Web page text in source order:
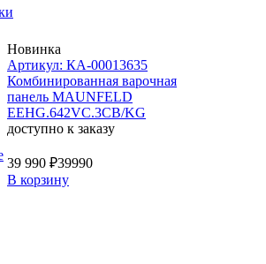
Новинка
Артикул: КА-00013635
Комбинированная варочная
панель MAUNFELD
EEHG.642VC.3CB/KG
доступно к заказу
39 990 ₽39990
В корзину